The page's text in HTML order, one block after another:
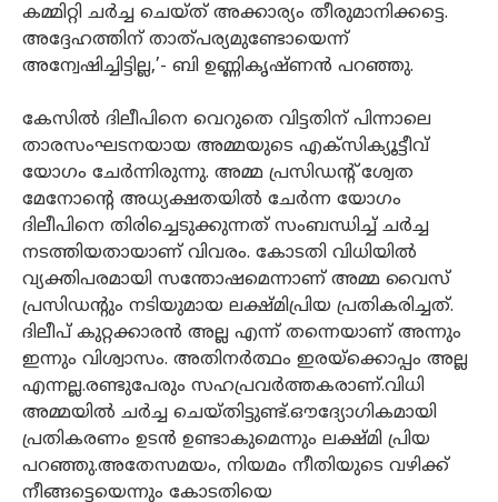
കമ്മിറ്റി ചര്‍ച്ച ചെയ്ത് അക്കാര്യം തീരുമാനിക്കട്ടെ.
അദ്ദേഹത്തിന് താത്പര്യമുണ്ടോയെന്ന്
അന്വേഷിച്ചിട്ടില്ല,’- ബി ഉണ്ണികൃഷ്ണന്‍ പറഞ്ഞു.
കേസില്‍ ദിലീപിനെ വെറുതെ വിട്ടതിന് പിന്നാലെ
താരസംഘടനയായ അമ്മയുടെ എക്‌സിക്യൂട്ടീവ്
യോഗം ചേര്‍ന്നിരുന്നു. അമ്മ പ്രസിഡന്റ് ശ്വേത
മേനോന്റെ അധ്യക്ഷതയില്‍ ചേര്‍ന്ന യോഗം
ദിലീപിനെ തിരിച്ചെടുക്കുന്നത് സംബന്ധിച്ച് ചര്‍ച്ച
നടത്തിയതായാണ് വിവരം. കോടതി വിധിയില്‍
വ്യക്തിപരമായി സന്തോഷമെന്നാണ് അമ്മ വൈസ്
പ്രസിഡന്റും നടിയുമായ ലക്ഷ്മിപ്രിയ പ്രതികരിച്ചത്.
ദിലീപ് കുറ്റക്കാരന്‍ അല്ല എന്ന് തന്നെയാണ് അന്നും
ഇന്നും വിശ്വാസം. അതിനര്‍ത്ഥം ഇരയ്‌ക്കൊപ്പം അല്ല
എന്നല്ല.രണ്ടുപേരും സഹപ്രവര്‍ത്തകരാണ്.വിധി
അമ്മയില്‍ ചര്‍ച്ച ചെയ്തിട്ടുണ്ട്.ഔദ്യോഗികമായി
പ്രതികരണം ഉടന്‍ ഉണ്ടാകുമെന്നും ലക്ഷ്മി പ്രിയ
പറഞ്ഞു.അതേസമയം, നിയമം നീതിയുടെ വഴിക്ക്
നീങ്ങട്ടെയെന്നും കോടതിയെ